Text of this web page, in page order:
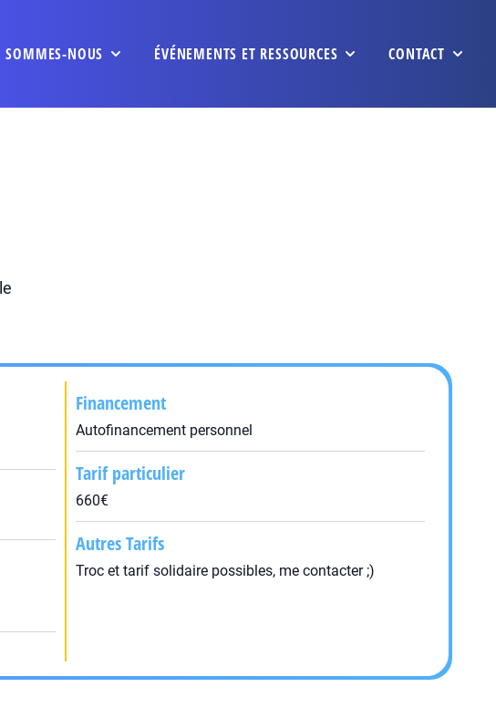
NOUS ÉVÉNEMENTS ET RESSOURCES CONTACT
Financement
Autofinancement personnel
Tarif particulier
660€
Autres Tarifs
Troc et tarif solidaire possibles, me contacter ;)